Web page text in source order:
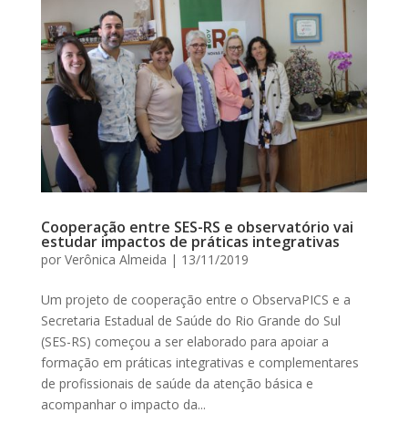
Cooperação entre SES-RS e observatório vai
estudar impactos de práticas integrativas
por Verônica Almeida | 13/11/2019
Um projeto de cooperação entre o ObservaPICS e a
Secretaria Estadual de Saúde do Rio Grande do Sul
(SES-RS) começou a ser elaborado para apoiar a
formação em práticas integrativas e complementares
de profissionais de saúde da atenção básica e
acompanhar o impacto da...